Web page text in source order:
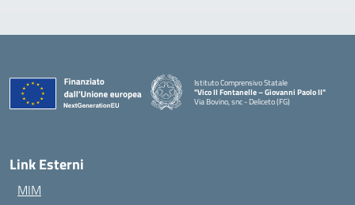
Istituto Comprensivo Statale
"Vico II Fontanelle – Giovanni Paolo II"
Via Bovino, snc - Deliceto (FG)
Link Esterni
MIM